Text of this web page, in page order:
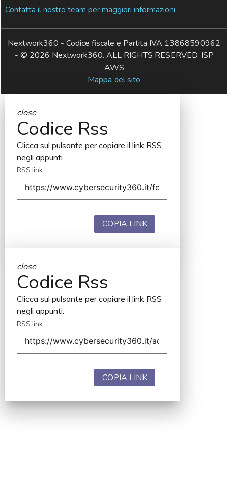
Contatta il nostro team per maggiori informazioni
Nextwork360 - Codice fiscale e Partita IVA 13868590962
- © 2026 Nextwork360. ALL RIGHTS RESERVED. ISP
AWS
Mappa del sito
close
Codice Rss
Clicca sul pulsante per copiare il link RSS
negli appunti.
RSS link
COPIA LINK
close
Codice Rss
Clicca sul pulsante per copiare il link RSS
negli appunti.
RSS link
COPIA LINK